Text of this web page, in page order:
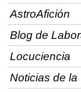
AstroAfición
Blog de
Locuciencia
Noticias de la